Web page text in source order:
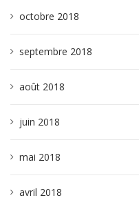
octobre 2018
septembre 2018
août 2018
juin 2018
mai 2018
avril 2018